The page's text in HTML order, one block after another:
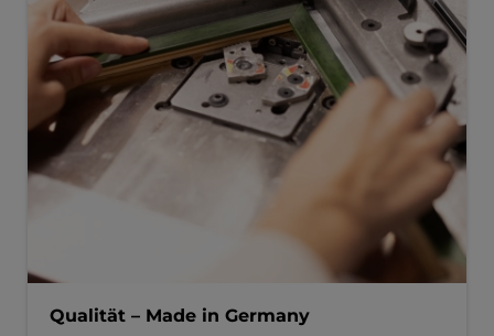
Qualität – Made in Germany